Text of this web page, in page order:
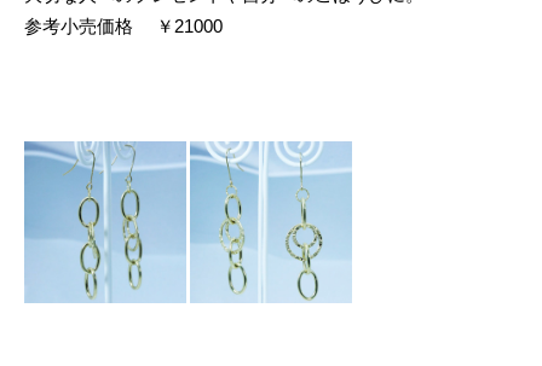
参考小売価格 ￥21000